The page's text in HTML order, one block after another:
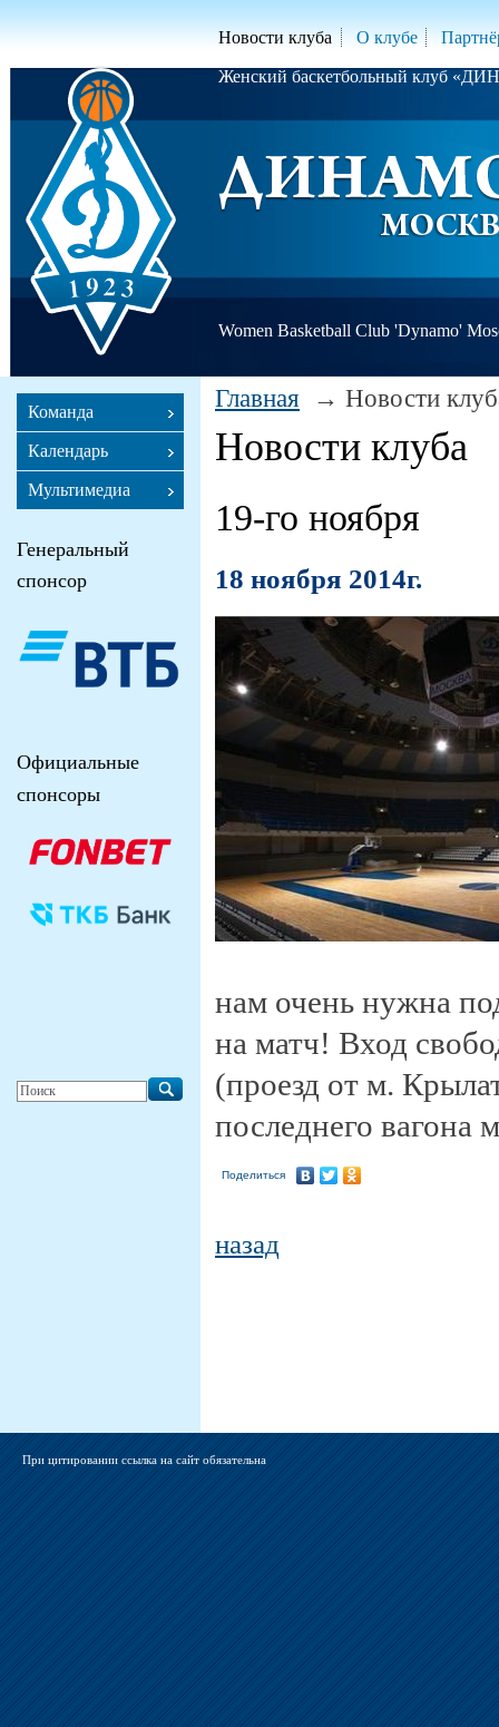
Новости клуба О клубе
Женский баскетбольный клуб
Women Basketball Club 'Dynamo'
Главная Новости
Новости клуба
19-го ноября
18 ноября 2014г.
нам очень нужна
на матч! Вход
(проезд от м.
последнего вагона
Поделиться
назад
Команда
Календарь
Мультимедиа
Генеральный
спонсор
Официальные
спонсоры
При цитировании ссылка на сайт обязательна